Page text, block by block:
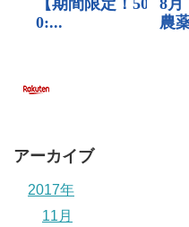
アーカイブ
2017年
11月